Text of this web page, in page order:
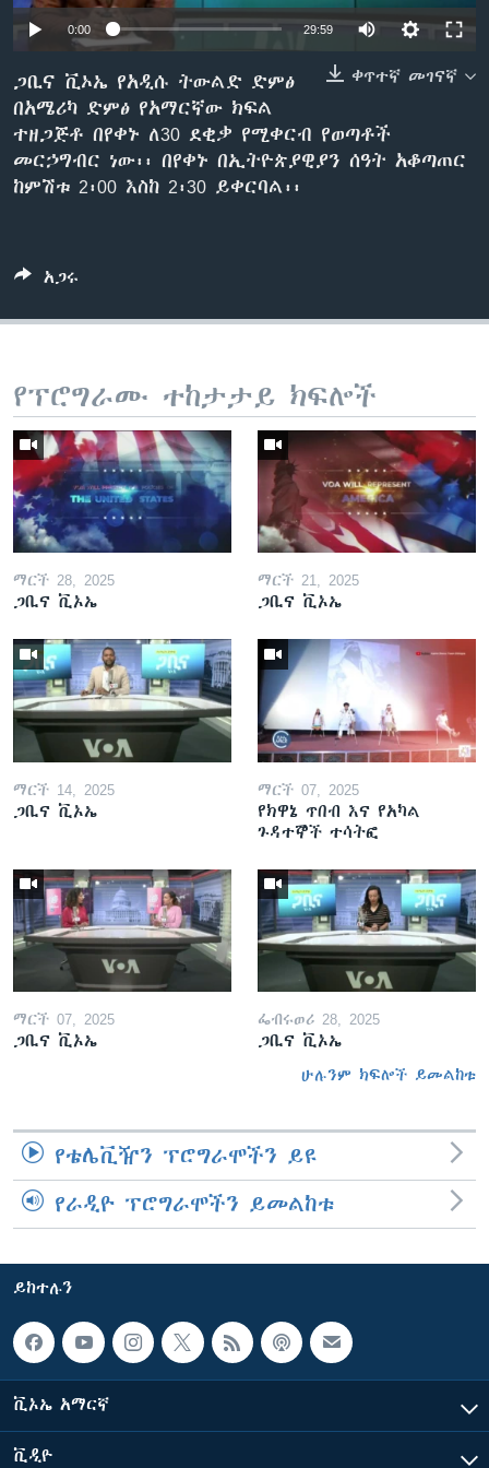
ቋንቋዎች
0:00 29:59
ቀጥተኛ መገናኛ
ጋቢና ቪኦኤ የአዲሱ ትውልድ ድምፅ
በአሜሪካ ድምፅ የአማርኛው ክፍል
ተዘጋጅቶ በየቀኑ ለ30 ደቂቃ የሚቀርብ የወጣቶች
መርኃግብር ነው፡፡ በየቀኑ በኢትዮጵያዊያን ሰዓት አቆጣጠር
ከምሽቱ 2፡00 እስከ 2፡30 ይቀርባል፡፡
አጋሩ
የፕሮግራሙ ተከታታይ ክፍሎች
ማርች 28, 2025
ጋቢና ቪኦኤ
ማርች 21, 2025
ጋቢና ቪኦኤ
ማርች 14, 2025
ጋቢና ቪኦኤ
ማርች 07, 2025
የክዋኔ ጥበብ እና የአካል
ጉዳተኞች ተሳትፎ
ማርች 07, 2025
ጋቢና ቪኦኤ
ፌብሩወሪ 28, 2025
ጋቢና ቪኦኤ
ሁሉንም ክፍሎች ይመልከቱ
የቴሌቪዥን ፕሮግራሞችን ይዩ
የራዲዮ ፕሮግራሞችን ይመልከቱ
ይከተሉን
ቪኦኤ አማርኛ
ቪዲዮ